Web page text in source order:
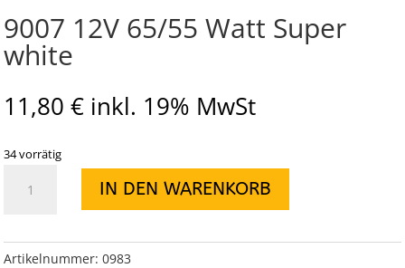
9007 12V 65/55 Watt Super
white
11,80 € inkl. 19% MwSt
34 vorrätig
Super
IN DEN WARENKORB
Artikelnummer: 0983